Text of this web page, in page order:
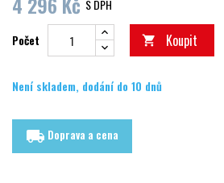
S DPH
Počet  Koupit
Není skladem, dodání do 10 dnů
local_shipping Doprava a cena